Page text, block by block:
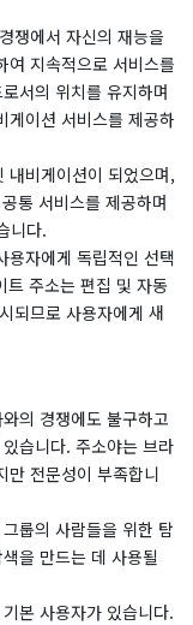
쟁에서 자신의 재능을
여 지속적으로 서비스를
서의 위치를 ​​유지하며
게이션 서비스를 제공하
내비게이션이 되었으며,
통 서비스를 제공하며
니다.
용자에게 독립적인 선택
트 주소는 편집 및 자동
되므로 사용자에게 새
의 경쟁에도 불구하고
습니다. 주소야는 브라
만 전문성이 부족합니
룹의 사람들을 위한 탐
을 만드는 데 사용될
본 사용자가 있습니다.